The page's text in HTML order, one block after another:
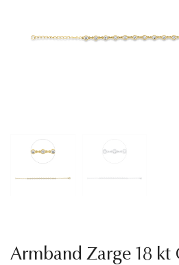
Armband Zarge 18 kt